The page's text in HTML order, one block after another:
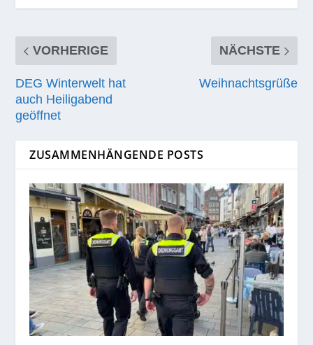
VORHERIGE
DEG Winterwelt hat
auch Heiligabend
geöffnet
NÄCHSTE
Weihnachtsgrüße
ZUSAMMENHÄNGENDE POSTS